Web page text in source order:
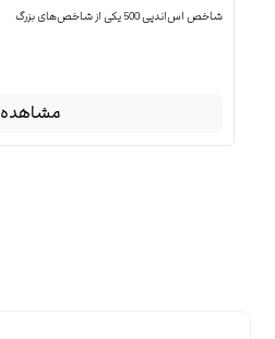
شاخص اس‌اند‌پی 500 یکی از شاخص‌های بزرگ
مشاهده